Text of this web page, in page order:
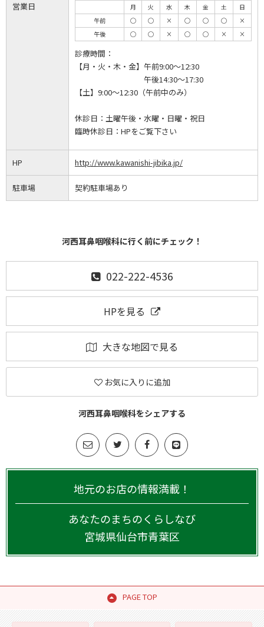
営業日 月 火 水 木 金 土
日
午前
◯ ◯ × ◯ ◯ ◯
×
午後
◯ ◯ × ◯ ◯ × ×
診療時間：
【月・火・木・金】午前9:00～12:30
午後14:30～17:30
【土】9:00～12:30（午前中のみ）
休診日：土曜午後・水曜・日曜・祝日
臨時休診日：HPをご覧下さい
HP http://www.kawanishi-jibika.jp/
駐車場 契約駐車場あり
河西耳鼻咽喉科に行く前にチェック！
022-222-4536
HPを見る
大きな地図で見る
お気に入りに追加
河西耳鼻咽喉科をシェアする
地元のお店の情報満載！
あなたのまちのくらしなび
宮城県仙台市青葉区
PAGE TOP